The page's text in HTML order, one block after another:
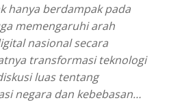
hanya berdampak pada
memengaruhi arah
nasional secara
transformasi teknologi
luas tentang
negara dan kebebasan…